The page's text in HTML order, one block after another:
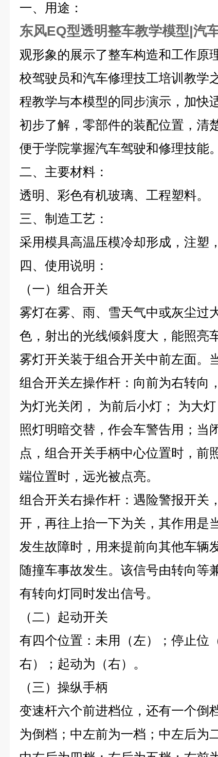
一、用途：
东风EQ型透明整车教学模型|汽
观形象的展示了整车构造和工作原
校驾驶员和汽车修理技工培训教学
程教学与本模型的同步演示，加快
初步了解，零部件的装配位置，清
便于学院掌握汽车驾驶和修理技能
二、主要材料：
透明、彩色有机玻璃、工程塑料。
三、制造工艺：
采用模具高温压模冷却形成，注塑
四、使用说明：
（一）组合开关
雾灯在雾、雨、雪天气中或灰尘过
色，射出的光线倾斜度大，能照亮
雾灯开关装于组合开关中前左面。
组合开关左操作杆：向前为右转向
为灯光关闭， 为前后小灯； 为大
照灯明暗交替，作会车警告用；当
点，组合开关手柄中心位置时，前
端位置时，远光被点亮。
组合开关右操作杆：遇险警报开关
开，再往上抬一下为关，其作用是
发生故障时，用来提前向其他车辆
随撞车事故发生。该信号由转向等
有转向灯同时发出信号。
（二）起动开关
有四个位置：未用（左）；停止位
右）；起动为（右）。
（三）操纵手柄
变速杆六个前进档位，还有一个倒
为倒档；中左前为一档；中左后为